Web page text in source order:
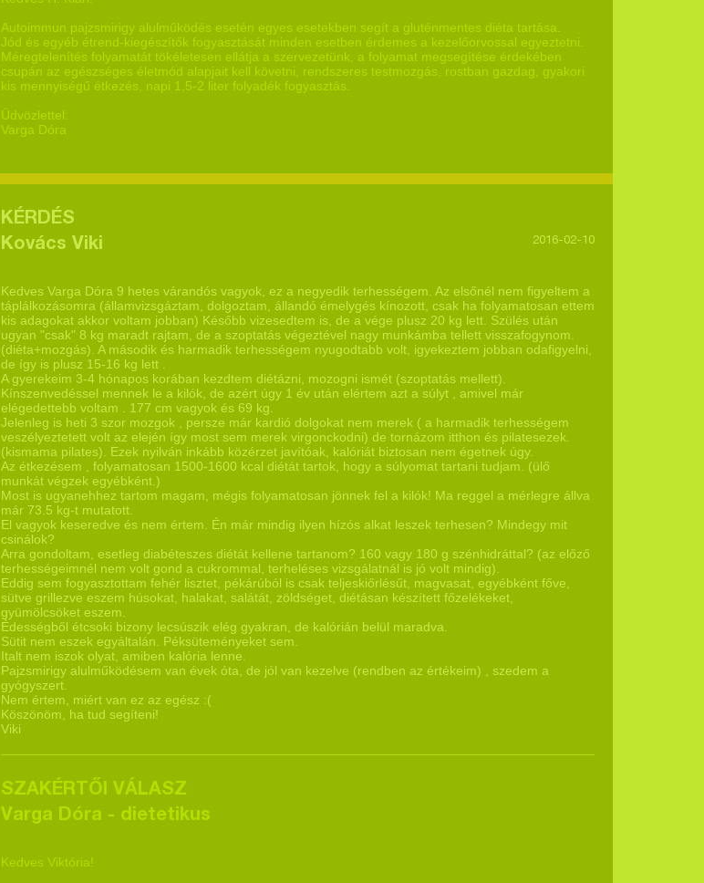
Autoimmun pajzsmirigy alulműködés esetén egyes esetekben segít a gluténmentes diéta tartása.
Jód és egyéb étrend-kiegészítők fogyasztását minden esetben érdemes a kezelőorvossal egyeztetni.
Méregtelenítés folyamatát tökéletesen ellátja a szervezetünk, a folyamat megsegítése érdekében
csupán az egészséges életmód alapjait kell követni, rendszeres testmozgás, rostban gazdag, gyakori
kis mennyiségű étkezés, napi 1,5-2 liter folyadék fogyasztás.
Üdvözlettel:
Varga Dóra
KÉRDÉS
Kovács Viki
2016-02-10
Kedves Varga Dóra 9 hetes várandós vagyok, ez a negyedik terhességem. Az elsőnél nem figyeltem a
táplálkozásomra (államvizsgáztam, dolgoztam, állandó émelygés kínozott, csak ha folyamatosan ettem
kis adagokat akkor voltam jobban) Később vizesedtem is, de a vége plusz 20 kg lett. Szülés után
ugyan "csak" 8 kg maradt rajtam, de a szoptatás végeztével nagy munkámba tellett visszafogynom.
(diéta+mozgás). A második és harmadik terhességem nyugodtabb volt, igyekeztem jobban odafigyelni,
de így is plusz 15-16 kg lett .
A gyerekeim 3-4 hónapos korában kezdtem diétázni, mozogni ismét (szoptatás mellett).
Kínszenvedéssel mennek le a kilók, de azért úgy 1 év után elértem azt a súlyt , amivel már
elégedettebb voltam . 177 cm vagyok és 69 kg.
Jelenleg is heti 3 szor mozgok , persze már kardió dolgokat nem merek ( a harmadik terhességem
veszélyeztetett volt az elején így most sem merek virgonckodni) de tornázom itthon és pilatesezek.
(kismama pilates). Ezek nyilván inkább közérzet javítóak, kalóriát biztosan nem égetnek úgy.
Az étkezésem , folyamatosan 1500-1600 kcal diétát tartok, hogy a súlyomat tartani tudjam. (ülő
munkát végzek egyébként.)
Most is ugyanehhez tartom magam, mégis folyamatosan jönnek fel a kilók! Ma reggel a mérlegre állva
már 73.5 kg-t mutatott.
El vagyok keseredve és nem értem. Én már mindig ilyen hízós alkat leszek terhesen? Mindegy mit
csinálok?
Arra gondoltam, esetleg diabéteszes diétát kellene tartanom? 160 vagy 180 g szénhidráttal? (az előző
terhességeimnél nem volt gond a cukrommal, terheléses vizsgálatnál is jó volt mindig).
Eddig sem fogyasztottam fehér lisztet, pékárúból is csak teljeskiőrlésűt, magvasat, egyébként főve,
sütve grillezve eszem húsokat, halakat, salátát, zöldséget, diétásan készített főzelékeket,
gyümölcsöket eszem.
Édességből étcsoki bizony lecsúszik elég gyakran, de kalórián belül maradva.
Sütit nem eszek egyáltalán. Péksüteményeket sem.
Italt nem iszok olyat, amiben kalória lenne.
Pajzsmirigy alulműködésem van évek óta, de jól van kezelve (rendben az értékeim) , szedem a
gyógyszert.
Nem értem, miért van ez az egész :(
Köszönöm, ha tud segíteni!
Viki
SZAKÉRTŐI VÁLASZ
Varga Dóra - dietetikus
Kedves Viktória!